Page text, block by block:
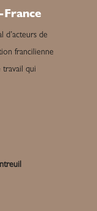
d’acteurs de
francilienne
travail qui